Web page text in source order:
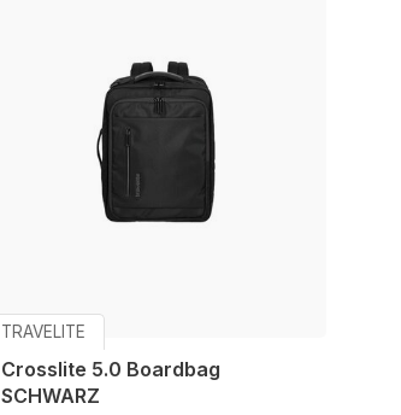
TRAVELITE
Crosslite 5.0 Boardbag
SCHWARZ